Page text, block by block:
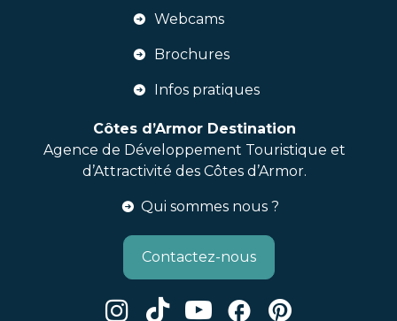
Webcams
Brochures
Infos pratiques
Côtes d’Armor Destination
Agence de Développement Touristique et
d’Attractivité des Côtes d’Armor.
Qui sommes nous ?
Contactez-nous